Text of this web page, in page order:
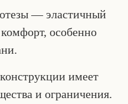
— эластичный
особенно
имеет
и ограничения.